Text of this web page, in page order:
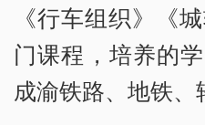
《行车组织》《
门课程，培养的
成渝铁路、地铁、